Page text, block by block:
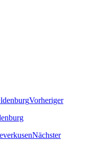
Vorheriger
Nächster